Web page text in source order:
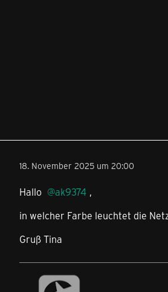
18. November 2025 um 20:00
Hallo ak9374 ,
in welcher Farbe leuchtet die
Gruß Tina